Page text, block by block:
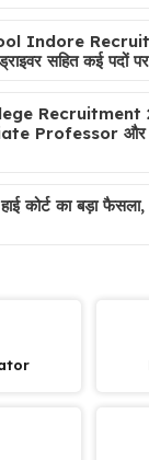
Indore
सहित कई पदों
Recruitment
Professor
कोर्ट का बड़ा